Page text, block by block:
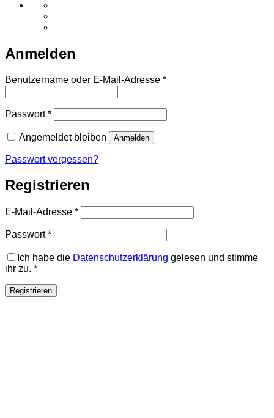
Anmelden
Benutzername oder E-Mail-Adresse *Erforderlich
Passwort*Erforderlich
Angemeldet bleiben Anmelden
Passwort vergessen?
Registrieren
E-Mail-Adresse *Erforderlich
Passwort*Erforderlich
Ich habe die Datenschutzerklärung gelesen und stimme
ihr zu. *
Registrieren